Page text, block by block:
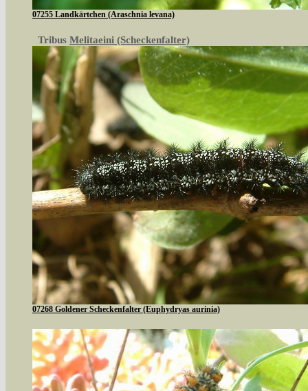
07255 Landkärtchen (Araschnia levana)
Tribus Melitaeini (Scheckenfalter)
07268 Goldener Scheckenfalter (Euphydryas aurinia)